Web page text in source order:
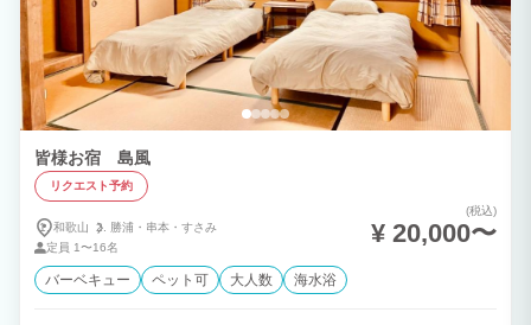
皆様お宿 島風
リクエスト予約
和歌山 勝浦・ 串本・ すさみ
定員 1〜16名
(税込)
¥ 20,000〜
バーベキュー ペット可 大人数 海水浴